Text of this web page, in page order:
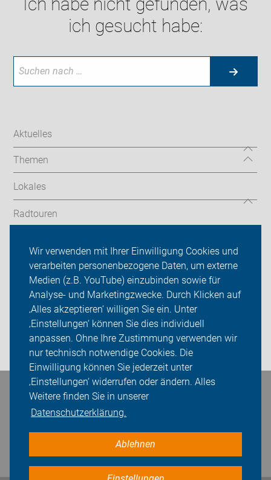
Wir verwenden mit Ihrer Einwilligung Cookies und
verarbeiten personenbezogene Daten, um externe
Medien (z.B. YouTube) einzubinden sowie für
Analyse- und Marketingzwecke. Durch Klicken auf
‚Alles akzeptieren‘ willigen Sie ein. Unter
‚Einstellungen‘ können Sie dies individuell
anpassen. Ohne Ihre Zustimmung verwenden wir
nur technisch notwendige Cookies. Die
Einwilligung können Sie jederzeit unter
‚Einstellungen‘ widerrufen oder ändern. Alles
Weitere finden Sie in unserer
Datenschutzerklärung.
Ablehnen
ich gesucht habe:
Aktuelles
Themen
Lokales
Radtouren
ADFC Dinslaken-Voerde
Sei dabei
Presse
Login
Bleiben Sie in Kontakt